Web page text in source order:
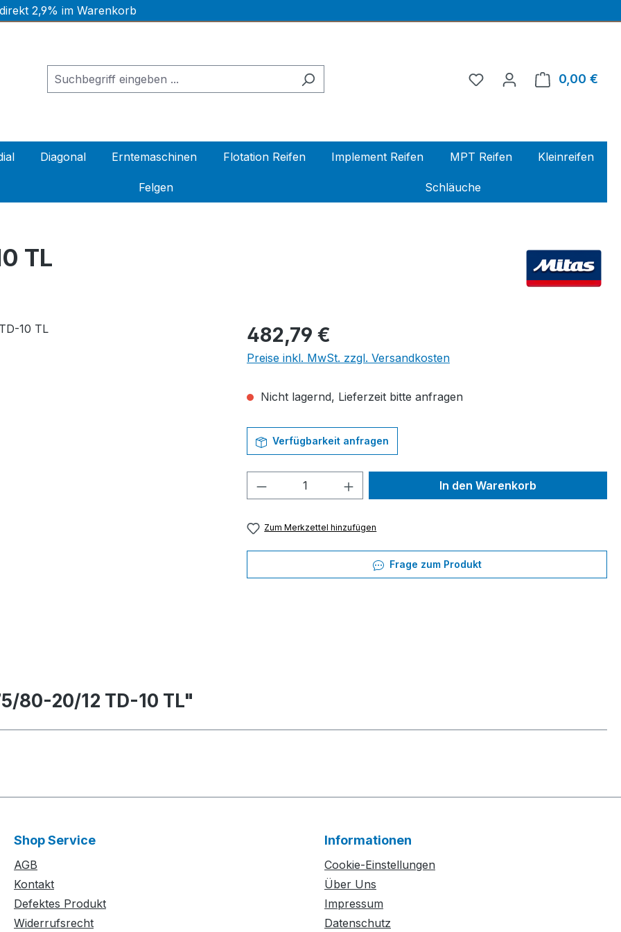
2,9% im Warenkorb
0,00 €
Diagonal Erntemaschinen Flotation Reifen Implement Reifen MPT Reifen Kleinreifen
Felgen Schläuche
TL
Regulärer Preis:
482,79 €
Preise inkl. MwSt. zzgl. Versandkosten
Nicht lagernd, Lieferzeit bitte anfragen
Verfügbarkeit anfragen
Produkt Anzahl: Gib den gewünschten Wert
In den Warenkorb
Zum Merkzettel hinzufügen
Frage zum Produkt
80-20/12 TD-10 TL"
Shop Service
AGB
Kontakt
Defektes Produkt
Widerrufsrecht
Informationen
Cookie-Einstellungen
Über Uns
Impressum
Datenschutz